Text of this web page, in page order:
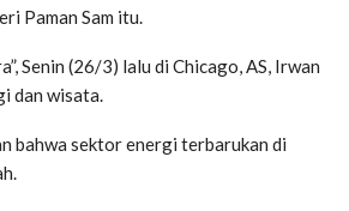
Paman Sam itu.
Senin (26/3) lalu di Chicago, AS, Irwan
dan wisata.
bahwa sektor energi terbarukan di